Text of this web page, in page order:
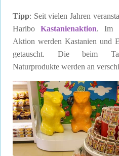
Tipp: Seit vielen Jahren
HariboKastanienaktion. Im
Aktion werden Kastanien und
getauscht. Die beim
Naturprodukte werden an